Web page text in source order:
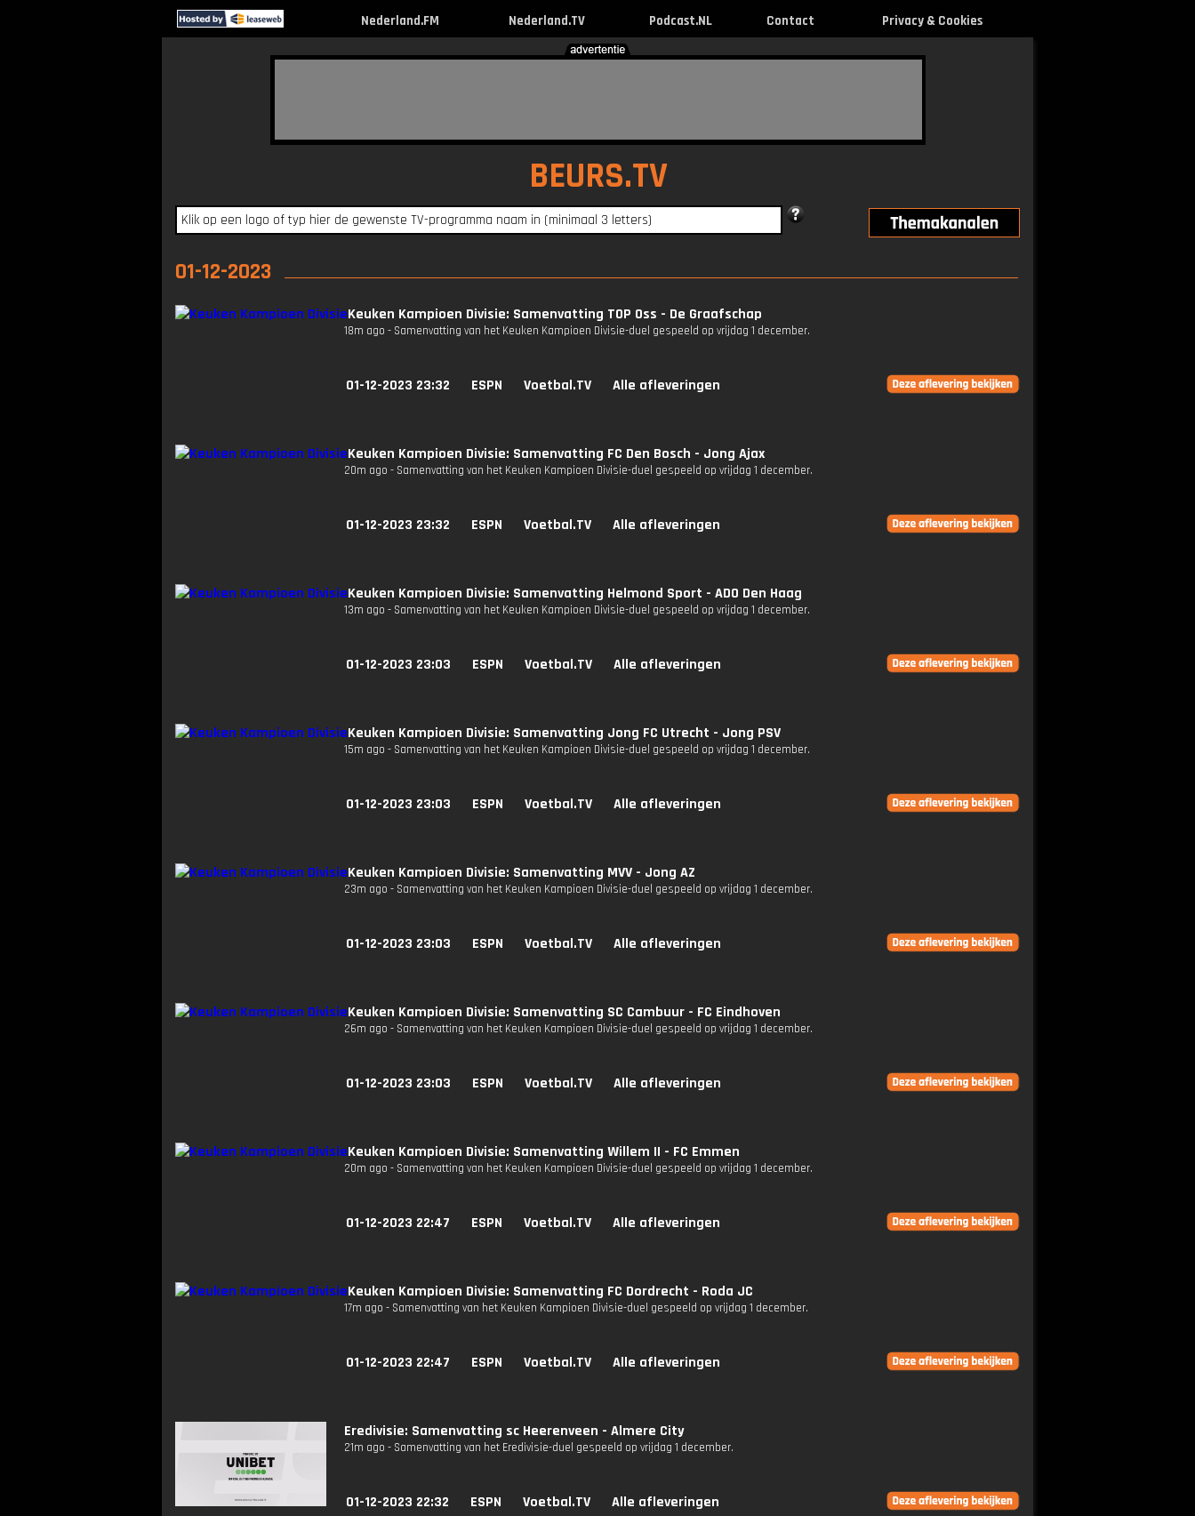
Nederland.FM Nederland.TV Podcast.NL Contact Privacy & Cookies
BEURS.TV
01-12-2023
Keuken Kampioen Divisie: Samenvatting TOP Oss - De Graafschap
18m ago - Samenvatting van het Keuken Kampioen Divisie-duel gespeeld op vrijdag 1 december.
01-12-2023 23:32 ESPN Voetbal.TV Alle afleveringen
Keuken Kampioen Divisie: Samenvatting FC Den Bosch - Jong Ajax
20m ago - Samenvatting van het Keuken Kampioen Divisie-duel gespeeld op vrijdag 1 december.
01-12-2023 23:32 ESPN Voetbal.TV Alle afleveringen
Keuken Kampioen Divisie: Samenvatting Helmond Sport - ADO Den Haag
13m ago - Samenvatting van het Keuken Kampioen Divisie-duel gespeeld op vrijdag 1 december.
01-12-2023 23:03 ESPN Voetbal.TV Alle afleveringen
Keuken Kampioen Divisie: Samenvatting Jong FC Utrecht - Jong PSV
15m ago - Samenvatting van het Keuken Kampioen Divisie-duel gespeeld op vrijdag 1 december.
01-12-2023 23:03 ESPN Voetbal.TV Alle afleveringen
Keuken Kampioen Divisie: Samenvatting MVV - Jong AZ
23m ago - Samenvatting van het Keuken Kampioen Divisie-duel gespeeld op vrijdag 1 december.
01-12-2023 23:03 ESPN Voetbal.TV Alle afleveringen
Keuken Kampioen Divisie: Samenvatting SC Cambuur - FC Eindhoven
26m ago - Samenvatting van het Keuken Kampioen Divisie-duel gespeeld op vrijdag 1 december.
01-12-2023 23:03 ESPN Voetbal.TV Alle afleveringen
Keuken Kampioen Divisie: Samenvatting Willem II - FC Emmen
20m ago - Samenvatting van het Keuken Kampioen Divisie-duel gespeeld op vrijdag 1 december.
01-12-2023 22:47 ESPN Voetbal.TV Alle afleveringen
Keuken Kampioen Divisie: Samenvatting FC Dordrecht - Roda JC
17m ago - Samenvatting van het Keuken Kampioen Divisie-duel gespeeld op vrijdag 1 december.
01-12-2023 22:47 ESPN Voetbal.TV Alle afleveringen
Eredivisie: Samenvatting sc Heerenveen - Almere City
21m ago - Samenvatting van het Eredivisie-duel gespeeld op vrijdag 1 december.
01-12-2023 22:32 ESPN Voetbal.TV Alle afleveringen